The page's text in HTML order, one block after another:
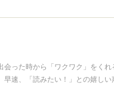
った時から「ワクワク」をく
早速、「読みたい！」との嬉し